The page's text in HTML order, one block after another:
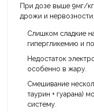
При дозе выше 9мг/кг
дрожи и
Слишком сладкие
гипергликемию и
Недостаток
особенно в жару.
Смешивание
таурин + гуарана)
систему.